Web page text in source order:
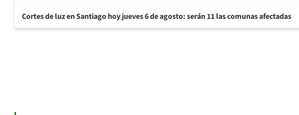
Cortes de luz en Santiago hoy jueves 6 de agosto: serán 11 las comunas afectadas